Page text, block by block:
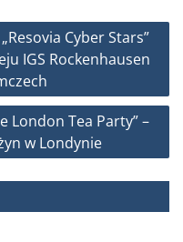
Cyber Stars”
IGS Rockenhausen
London Tea Party” –
w Londynie